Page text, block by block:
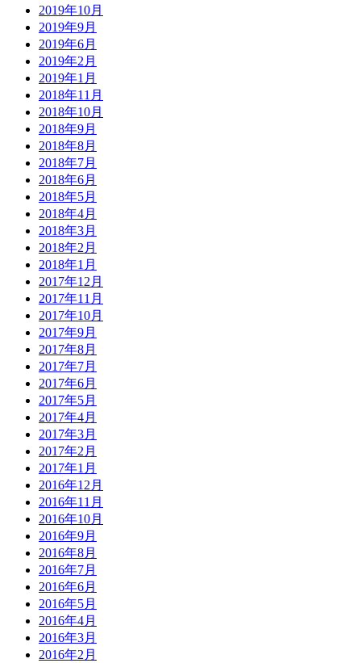
2019年10月
2019年9月
2019年6月
2019年2月
2019年1月
2018年11月
2018年10月
2018年9月
2018年8月
2018年7月
2018年6月
2018年5月
2018年4月
2018年3月
2018年2月
2018年1月
2017年12月
2017年11月
2017年10月
2017年9月
2017年8月
2017年7月
2017年6月
2017年5月
2017年4月
2017年3月
2017年2月
2017年1月
2016年12月
2016年11月
2016年10月
2016年9月
2016年8月
2016年7月
2016年6月
2016年5月
2016年4月
2016年3月
2016年2月